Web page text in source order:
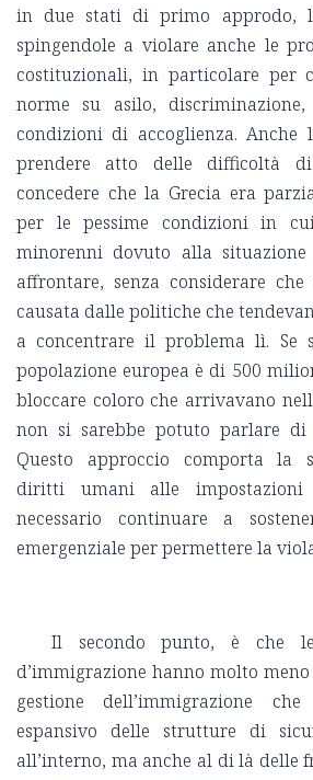
in due stati di primo approdo,
spingendole a violare anche le
costituzionali, in particolare per
norme su asilo,
condizioni di accoglienza. Anche
prendere atto delle difficoltà
concedere che la Grecia era
per le pessime condizioni in
minorenni dovuto alla
affrontare, senza considerare
causata dalle politiche che
a concentrare il problema lì. Se
popolazione europea è di 500
bloccare coloro che arrivavano
non si sarebbe potuto parlare di
Questo approccio comporta la
diritti umani alle
necessario continuare a
emergenziale per permettere la
Il secondo punto, è che
d’immigrazione hanno molto
gestione dell’immigrazione
espansivo delle strutture di
all’interno, ma anche al di là delle